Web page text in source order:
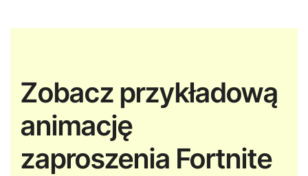
Zobacz przykładową
animację
zaproszenia Fortnite